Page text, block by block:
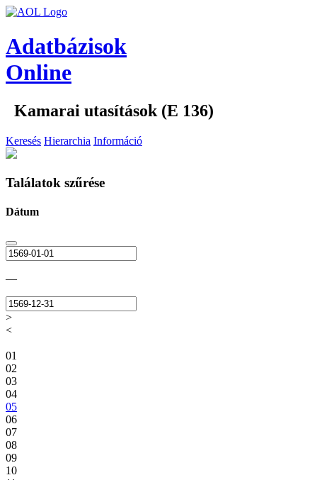
Adatbázisok
Online
Kamarai utasítások (E 136)
Keresés Hierarchia Információ
Találatok szűrése
Dátum
—
>
<
01
02
03
04
05
06
07
08
09
10